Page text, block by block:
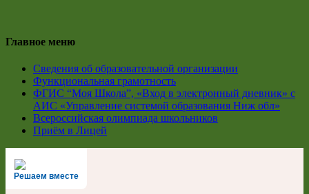
Главное меню
Сведения об образовательной организации
Функциональная грамотность
ФГИС “Моя Школа”, «Вход в электронный дневник» с
АИС «Управление системой образования Ниж обл»
Всероссийская олимпиада школьников
Приём в Лицей
Решаем вместе